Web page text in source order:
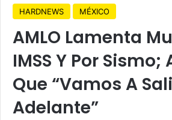
HARDNEWS MÉXICO
AMLO Lamenta
IMSS Y Por Sismo;
Que “Vamos A
Adelante”